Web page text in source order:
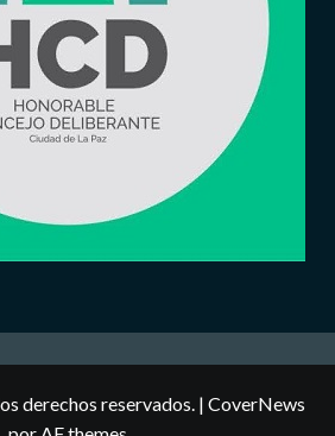
derechos reservados. | CoverNews